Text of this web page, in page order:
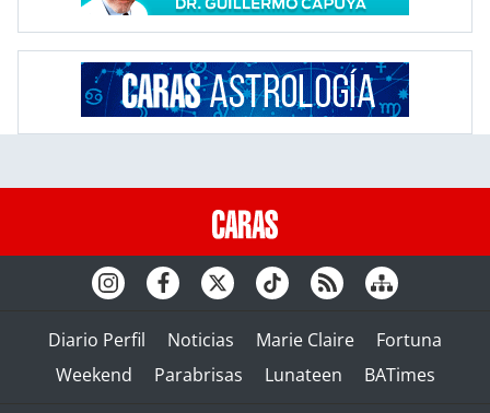
Diario Perfil Noticias Marie Claire
Fortuna
Weekend
Parabrisas Lunateen BATimes